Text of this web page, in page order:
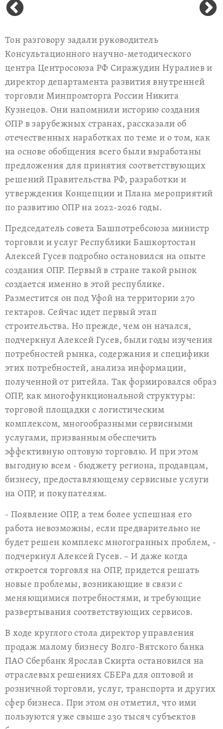
Тон разговору задали руководитель
Консультационного научно-методического
центра Центросоюза РФ Сиражудин Нуралиев и
директор департамента развития внутренней
торговли Минпромторга России Никита
Кузнецов. Они напомнили историю создания
ОПР в зарубежных странах, рассказали об
отечественных наработках по теме и о том, как
на основе обобщения всего были выработаны
предложения для принятия соответствующих
решений Правительства РФ, разработки и
утверждения Концепции и Плана мероприятий
по развитию ОПР на 2022-2026 годы.
Председатель совета Башпотребсоюза министр
торговли и услуг Республики Башкортостан
Алексей Гусев подробно остановился на опыте
создания ОПР. Первый в стране такой рынок
создается именно в этой республике.
Разместится он под Уфой на территории 270
гектаров. Сейчас идет первый этап
строительства. Но прежде, чем он начался,
подчеркнул Алексей Гусев, были годы изучения
потребностей рынка, содержания и специфики
этих потребностей, анализа информации,
полученной от ритейла. Так формировался образ
ОПР, как многофункциональной структуры:
торговой площадки с логистическим
комплексом, многообразными сервисными
услугами, призванным обеспечить
эффективную оптовую торговлю. И при этом
выгодную всем - бюджету региона, продавцам,
бизнесу, предоставляющему сервисные услуги
на ОПР, и покупателям.
- Появление ОПР, а тем более успешная его
работа невозможны, если предварительно не
будет решен комплекс многогранных проблем, -
подчеркнул Алексей Гусев. – И даже когда
откроется торговля на ОПР, придется решать
новые проблемы, возникающие в связи с
меняющимися потребностями, и требующие
развертывания соответствующих сервисов.
В ходе круглого стола директор управления
продаж малому бизнесу Волго-Вятского банка
ПАО Сбербанк Ярослав Скирта остановился на
отраслевых решениях СБЕРа для оптовой и
розничной торговли, услуг, транспорта и других
сфер бизнеса. При этом он отметил, что ими
пользуются уже свыше 230 тысяч субъектов